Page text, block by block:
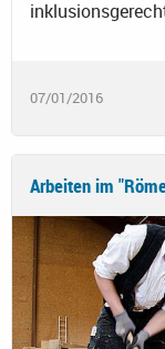
07/01/2016
Arbeiten im